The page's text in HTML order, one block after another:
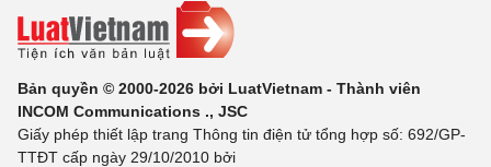
Bản quyền © 2000-2026 bởi LuatVietnam - Thành viên
INCOM Communications ., JSC
Giấy phép thiết lập trang Thông tin điện tử tổng hợp số: 692/GP-
TTĐT cấp ngày 29/10/2010 bởi